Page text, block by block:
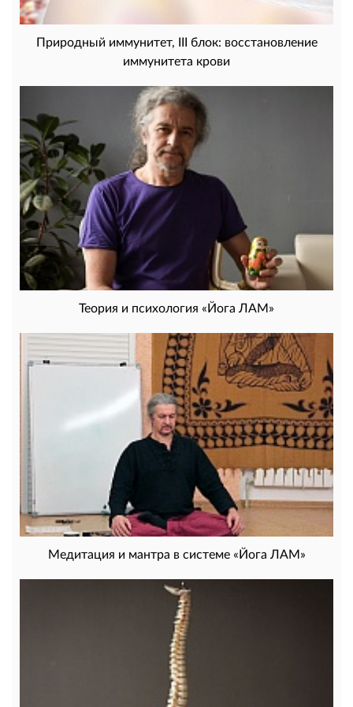
Природный иммунитет, III блок: восстановление
иммунитета крови
Теория и психология «Йога ЛАМ»
Медитация и мантра в системе «Йога ЛАМ»